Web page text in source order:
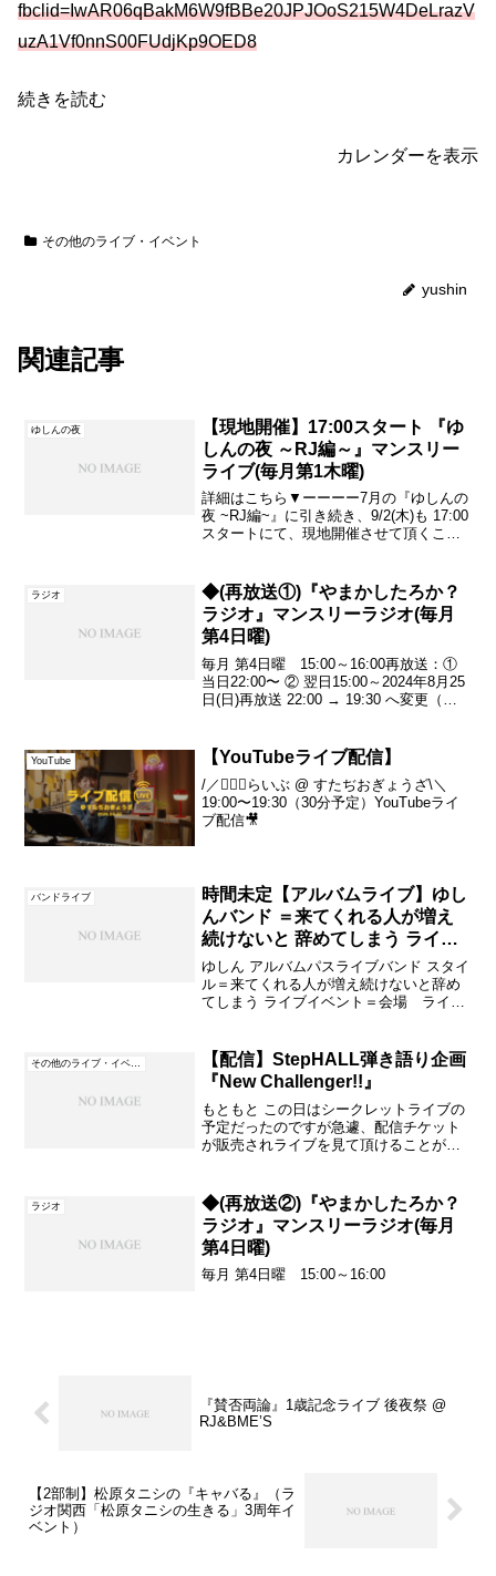
fbclid=IwAR06qBakM6W9fBBe20JPJOoS215W4DeLrazV
uzA1Vf0nnS00FUdjKp9OED8
続きを読む
カレンダーを表示
その他のライブ・イベント
yushin
関連記事
ゆしんの夜
【現地開催】17:00スタート 『ゆ
しんの夜 ～RJ編～』マンスリー
ライブ(毎月第1木曜)
詳細はこちら▼ーーーー7月の『ゆしんの
夜 ~RJ編~』に引き続き、9/2(木)も 17:00
スタートにて、現地開催させて頂くこと
と、お仕事などの関係で、行きたくて
も...
ラジオ
◆(再放送①)『やまかしたろか？
ラジオ』マンスリーラジオ(毎月
第4日曜)
毎月 第4日曜 15:00～16:00再放送：①
当日22:00〜 ② 翌日15:00～2024年8月25
日(日)再放送 22:00 → 19:30 へ変更（選
YouTube 【YouTubeライブ配信】
/／💁🏻‍♂️らいぶ @ すたぢおぎょうざ\＼
19:00〜19:30（30分予定）YouTubeライ
ブ配信🎥
バンドライブ
時間未定【アルバムライブ】ゆし
んバンド ＝来てくれる人が増え
続けないと 辞めてしまう ライブ
イベント＝
ゆしん アルバムパスライブバンド スタイ
ル＝来てくれる人が増え続けないと辞め
てしまう ライブイベント＝会場 ライブ
江坂駅8番出口、徒歩2分 時間 未定→...
【配信】StepHALL弾き語り企画
『New Challenger!!』
もともと この日はシークレットライブの
予定だったのですが急遽、配信チケット
が販売されライブを見て頂けることが決
公開される予定がなかったライブですの
でお時間が合いました...
ラジオ
◆(再放送②)『やまかしたろか？
ラジオ』マンスリーラジオ(毎月
第4日曜)
毎月 第4日曜 15:00～16:00
『賛否両論』1歳記念ライブ 後夜祭 @
RJ&BME’S
【2部制】松原タニシの『キャバる』（ラ
ジオ関西「松原タニシの生きる」3周年イ
ベント）